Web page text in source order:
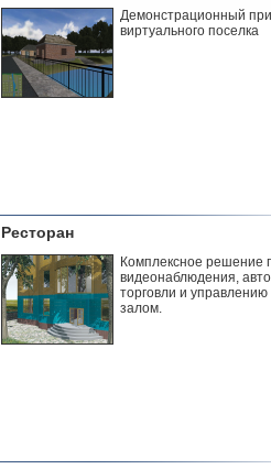
Демонстрационный
виртуального поселка
Ресторан
Комплексное решение
видеонаблюдения,
торговли и
залом.